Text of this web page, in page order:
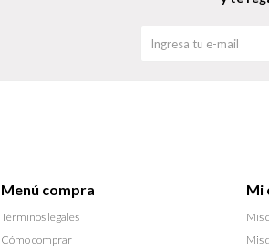
Menú compra
Términos legales
Cómo comprar
Mi
Mis
Mis